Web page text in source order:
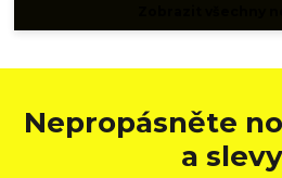
Nepropásněte
a